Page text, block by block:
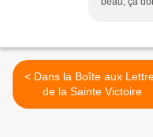
< Dans la Boîte aux Lettres
de la Sainte Victoire